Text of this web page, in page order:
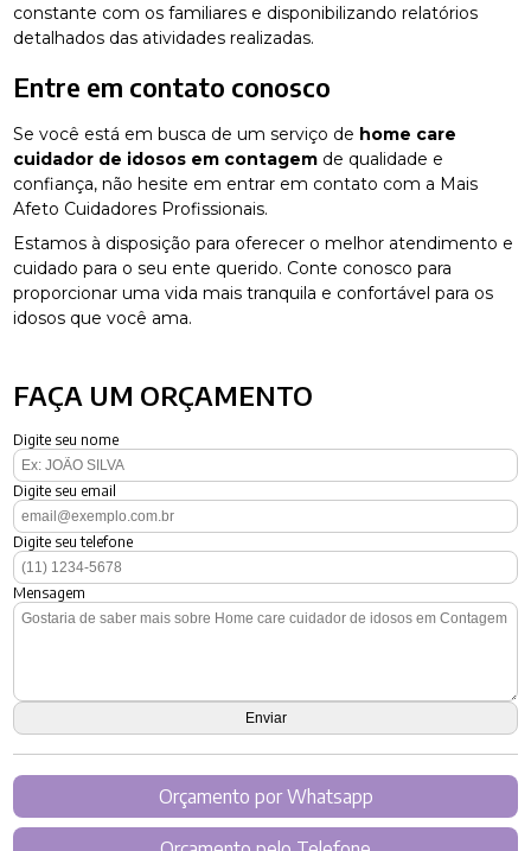
constante com os familiares e disponibilizando relatórios
detalhados das atividades realizadas.
Entre em contato conosco
Se você está em busca de um serviço de home care
cuidador de idosos em contagem de qualidade e
confiança, não hesite em entrar em contato com a Mais
Afeto Cuidadores Profissionais.
Estamos à disposição para oferecer o melhor atendimento e
cuidado para o seu ente querido. Conte conosco para
proporcionar uma vida mais tranquila e confortável para os
idosos que você ama.
FAÇA UM ORÇAMENTO
Digite seu nome
Digite seu email
Digite seu telefone
Mensagem
Orçamento por Whatsapp